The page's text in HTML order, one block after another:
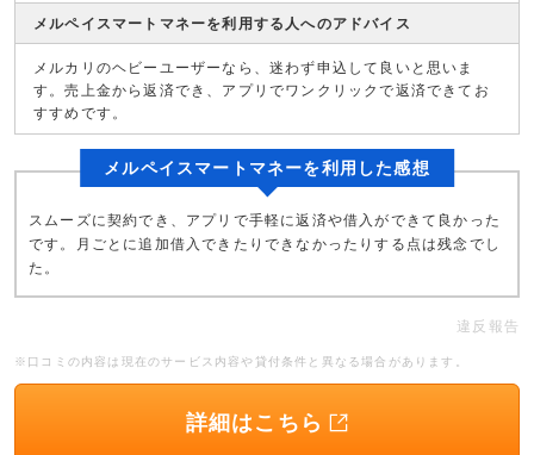
メルペイスマートマネーを利用する人へのアドバイス
メルカリのヘビーユーザーなら、迷わず申込して良いと思いま
す。売上金から返済でき、アプリでワンクリックで返済できてお
すすめです。
メルペイスマートマネーを利用した感想
スムーズに契約でき、アプリで手軽に返済や借入ができて良かった
です。月ごとに追加借入できたりできなかったりする点は残念でし
た。
違反報告
※口コミの内容は現在のサービス内容や貸付条件と異なる場合があります。
詳細はこちら